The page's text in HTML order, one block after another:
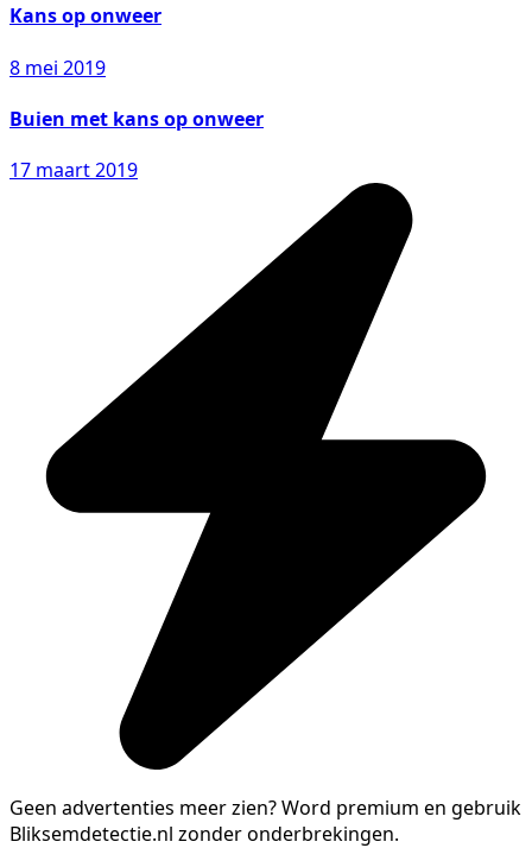
Kans op onweer
8 mei 2019
Buien met kans op onweer
17 maart 2019
Geen advertenties meer zien?Word premium en gebruik
Bliksemdetectie.nl zonder onderbrekingen.